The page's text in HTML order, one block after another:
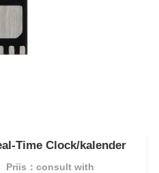
Time Clock/kalender
Prijs：consult with